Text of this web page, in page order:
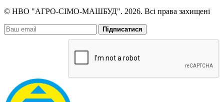
© НВО "АГРО-СІМО-МАШБУД". 2026. Всі права захищені
Підписатися